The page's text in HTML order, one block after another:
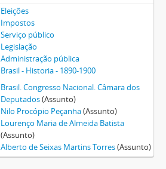
Eleições
Impostos
Serviço público
Legislação
Administração pública
Brasil - Historia - 1890-1900
Brasil. Congresso Nacional. Câmara dos
Deputados(Assunto)
Nilo Procópio Peçanha(Assunto)
Lourenço Maria de Almeida Batista
(Assunto)
Alberto de Seixas Martins Torres(Assunto)